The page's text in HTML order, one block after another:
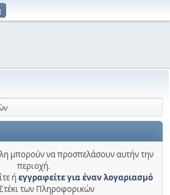
μπορούν να προσπελάσουν αυτήν την
περιοχή.
ήεγγραφείτε για έναν λογαριασμό
των Πληροφορικών